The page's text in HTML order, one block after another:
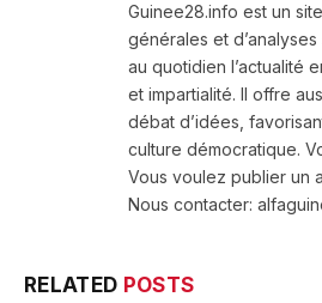
Guinee28.info est un
générales et
au quotidien l’actualité
et impartialité. Il offre
débat d’idées,
culture démocratique.
Vous voulez publier un
Nous contacter:
RELATED POSTS